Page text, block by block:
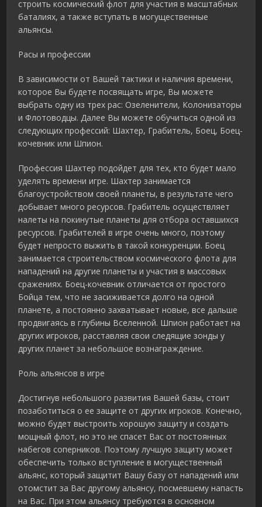
строить космический флот для участия в масштабных
баталиях, а также вступать в могущественные
альянсы.
Расы и профессии
В зависимости от Вашей тактики и наличия времени,
которое Вы будете посвящать игре, Вы можете
выбрать одну из трех рас: Озеленители, Колонизаторы
и Флотоводцы. Далее Вы можете обучиться одной из
следующих профессий: Шахтер, Грабитель, Боец, Боец-
кочевник или Шпион.
Профессия Шахтер подойдет для тех, кто будет мало
уделять времени игре. Шахтер занимается
благоустройством своей планеты, в результате чего
добывает много ресурсов. Грабитель осуществляет
налеты на покинутые планеты для отбора оставшихся
ресурсов. Грабителей в игре очень много, поэтому
будет непросто выжить в такой конкуренции. Боец
занимается строительством космического флота для
нападений на другие планеты и участия в массовых
сражениях. Боец-кочевник отличается от простого
Бойца тем, что не засиживается долго на одной
планете, а постоянно захватывает новые, все дальше
продвигаясь в глубины Вселенной. Шпион работает на
других игроков, расставляя свои следящие зонды у
других планет за небольшое вознаграждение.
Роль альянсов в игре
Достигнув небольшого развития Вашей базы, стоит
позаботиться о ее защите от других игроков. Конечно,
можно будет выстроить хорошую защиту и создать
мощный флот, но это не спасет Вас от постоянных
набегов соперников. Поэтому лучшую защиту может
обеспечить только вступление в могущественный
альянс, который защитит Вашу базу от нападений или
отомстит за Вас другому альянсу, посмевшему напасть
на Вас. При этом альянсу требуются в основном